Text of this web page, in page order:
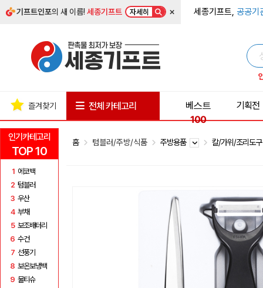
기프트인포의 새 이름!세종기프트 자세히 × 세종기프트, 공공기
인기카테고리
TOP 10
1 에코백
2 텀블러
3 우산
4 부채
5 보조배터리
6 수건
7 선풍기
8 보온보냉백
9 물티슈
즐겨찾기 전체 카테고리
베스트
100
기획전
홈 텀블러/주방/식품 주방용품 칼/가위/조리도